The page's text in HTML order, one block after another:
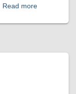
Read more